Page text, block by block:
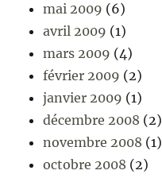
mai 2009 (6)
avril 2009 (1)
mars 2009 (4)
février 2009 (2)
janvier 2009 (1)
décembre 2008 (2)
novembre 2008 (1)
octobre 2008 (2)